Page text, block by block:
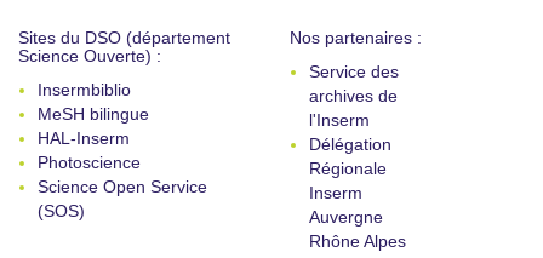
Sites du DSO (département
Science Ouverte) :
Insermbiblio
MeSH bilingue
HAL-Inserm
Photoscience
Science Open Service
(SOS)
Nos partenaires :
Service des
archives de
l'Inserm
Délégation
Régionale
Inserm
Auvergne
Rhône Alpes